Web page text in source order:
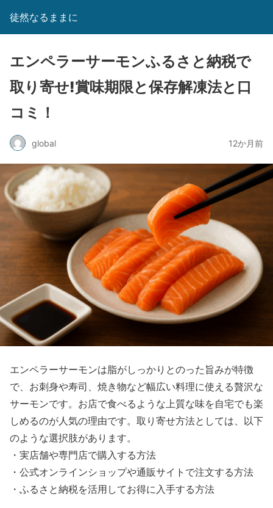
徒然なるままに
エンペラーサーモンふるさと納税で
取り寄せ!賞味期限と保存解凍法と口
コミ！
global 12か月前
エンペラーサーモンは脂がしっかりとのった旨みが特徴
で、お刺身や寿司、焼き物など幅広い料理に使える贅沢な
サーモンです。お店で食べるような上質な味を自宅でも楽
しめるのが人気の理由です。取り寄せ方法としては、以下
のような選択肢があります。
・実店舗や専門店で購入する方法
・公式オンラインショップや通販サイトで注文する方法
・ふるさと納税を活用してお得に入手する方法